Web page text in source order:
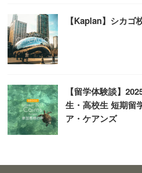
【Kaplan】シカゴ
【留学体験談】
生・高校生 短期留
ア・ケアンズ